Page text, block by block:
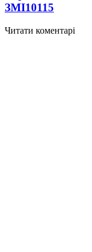
ЗМІ10115
Читати коментарі